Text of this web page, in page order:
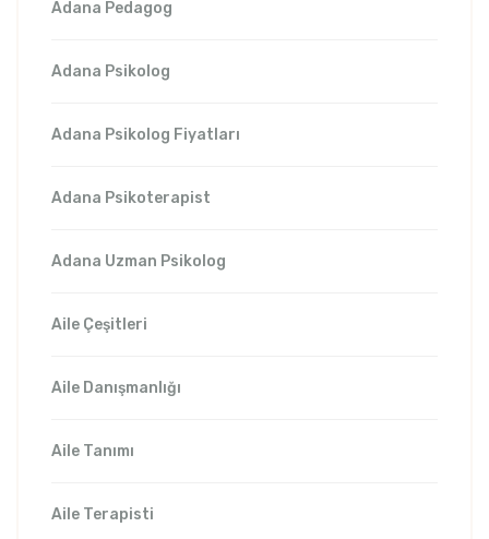
Adana Pedagog
Adana Psikolog
Adana Psikolog Fiyatları
Adana Psikoterapist
Adana Uzman Psikolog
Aile Çeşitleri
Aile Danışmanlığı
Aile Tanımı
Aile Terapisti